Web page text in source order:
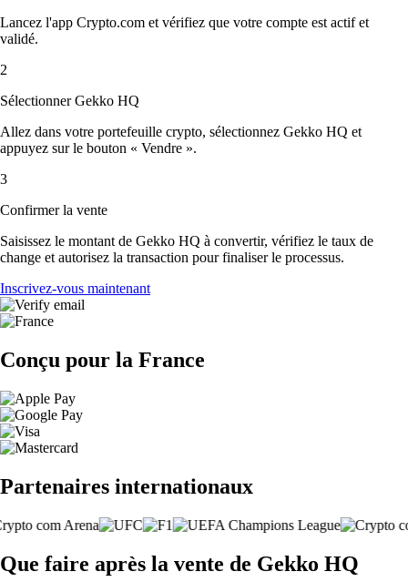
Lancez l'app Crypto.com et vérifiez que votre compte est actif et
validé.
2
Sélectionner Gekko HQ
Allez dans votre portefeuille crypto, sélectionnez Gekko HQ et
appuyez sur le bouton « Vendre ».
3
Confirmer la vente
Saisissez le montant de Gekko HQ à convertir, vérifiez le taux de
change et autorisez la transaction pour finaliser le processus.
Inscrivez-vous maintenant
Conçu pour la France
Partenaires internationaux
Que faire après la vente de Gekko HQ